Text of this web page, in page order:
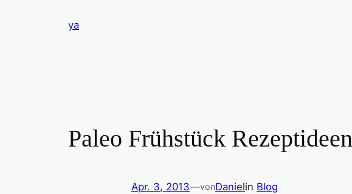
ya
Paleo Frühstück Rezeptideen
Apr. 3, 2013—vonDanielin Blog